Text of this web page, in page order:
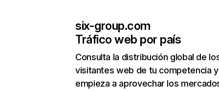
six-group.com
Tráfico web por país
Consulta la distribución global de
visitantes web de tu competencia y
empieza a aprovechar los